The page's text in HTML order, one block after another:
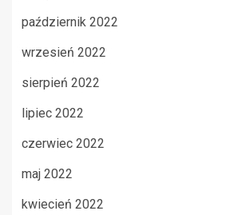
październik 2022
wrzesień 2022
sierpień 2022
lipiec 2022
czerwiec 2022
maj 2022
kwiecień 2022